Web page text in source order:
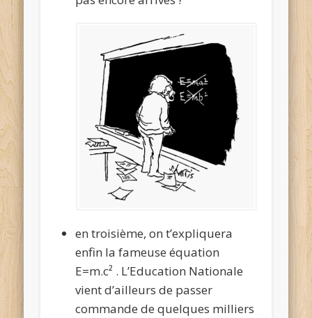
en troisième, on t’expliquera
enfin la fameuse équation
E=m.c² . L’Education Nationale
vient d’ailleurs de passer
commande de quelques milliers